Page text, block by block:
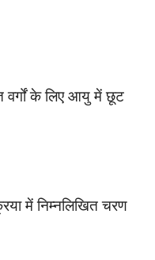
वर्गों के लिए आयु में छूट
में निम्नलिखित चरण